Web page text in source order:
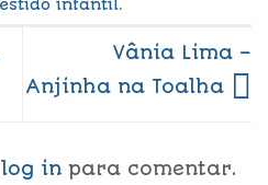
infantil.
Vânia Lima –
Anjinha na Toalha
log in para comentar.